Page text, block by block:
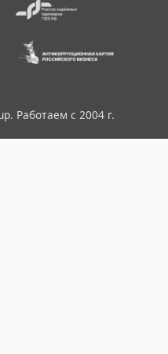
Работаем с 2004 г.